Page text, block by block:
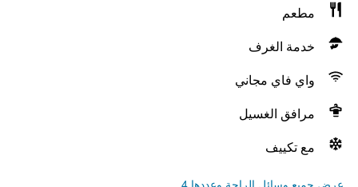
مطعم
خدمة الغرف
واي فاي مجاني
مرافق الغسيل
مع تكييف
عرض جميع وسائل الراحة وعددها 4